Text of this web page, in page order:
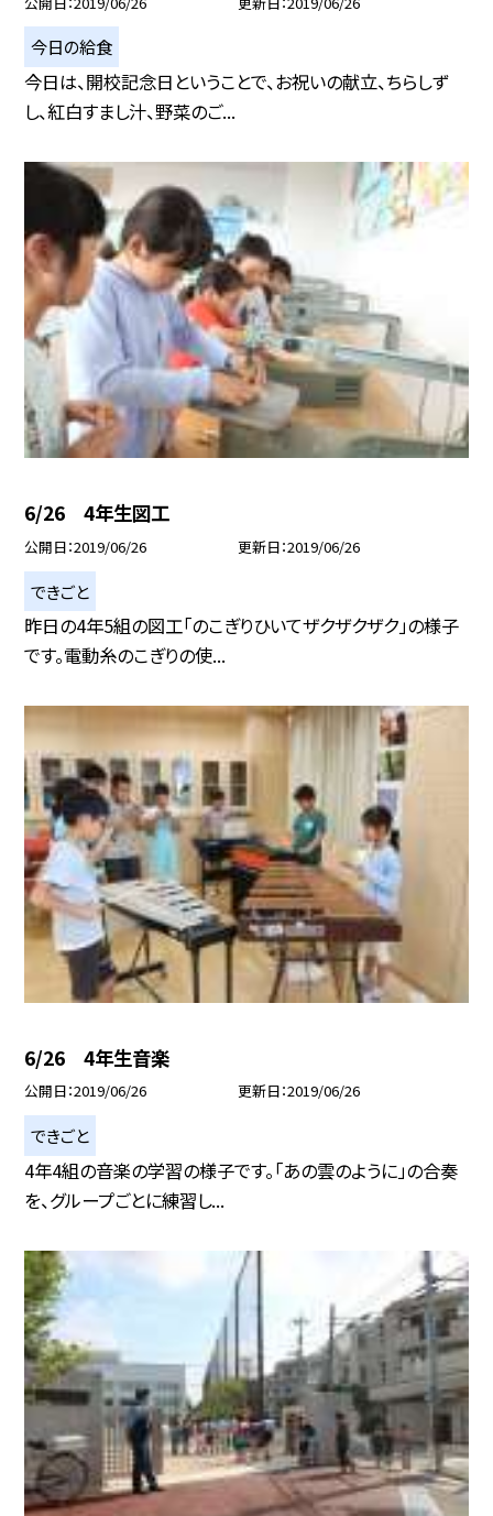
今日の給食
今日は、開校記念日ということで、お祝いの献立、ちらしず
し、紅白すまし汁、野菜のご...
6/26 4年生図工
公開日 2019/06/26 更新日 2019/06/26
できごと
昨日の4年5組の図工「のこぎりひいてザクザクザク」の様子
です。電動糸のこぎりの使...
6/26 4年生音楽
公開日 2019/06/26 更新日 2019/06/26
できごと
4年4組の音楽の学習の様子です。「あの雲のように」の合奏
を、グループごとに練習し...